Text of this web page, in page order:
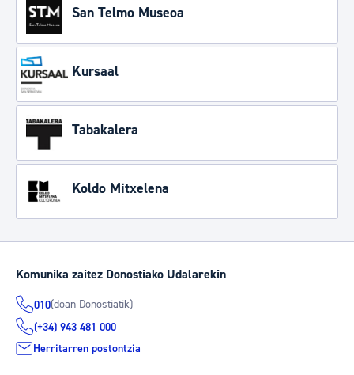
San Telmo Museoa
Kursaal
Tabakalera
Koldo Mitxelena
Komunika zaitez Donostiako Udalarekin
010(doan Donostiatik)
(+34) 943 481 000
Herritarren postontzia